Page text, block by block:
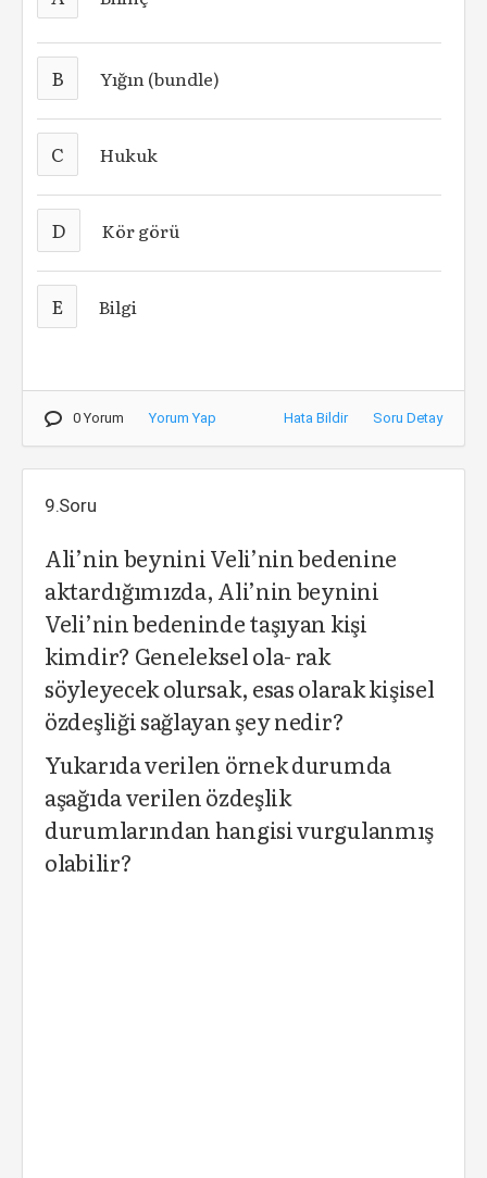
B Yığın (bundle)
C Hukuk
D Kör görü
E Bilgi
0 Yorum Yorum Yap Hata Bildir Soru Detay
9.Soru
Ali’nin beynini Veli’nin bedenine
aktardığımızda, Ali’nin beynini
Veli’nin bedeninde taşıyan kişi
kimdir? Geneleksel ola- rak
söyleyecek olursak, esas olarak kişisel
özdeşliği sağlayan şey nedir?
Yukarıda verilen örnek durumda
aşağıda verilen özdeşlik
durumlarından hangisi vurgulanmış
olabilir?